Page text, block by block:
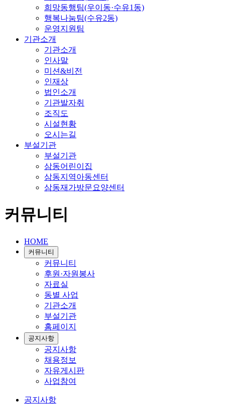
희망동행팀(우이동·수유1동)
행복나눔팀(수유2동)
운영지원팀
기관소개
기관소개
인사말
미션&비전
인재상
법인소개
기관발자취
조직도
시설현황
오시는길
부설기관
부설기관
삼동어린이집
삼동지역아동센터
삼동재가방문요양센터
커뮤니티
HOME
커뮤니티
커뮤니티
후원·자원봉사
자료실
동별 사업
기관소개
부설기관
홈페이지
공지사항
공지사항
채용정보
자유게시판
사업참여
공지사항